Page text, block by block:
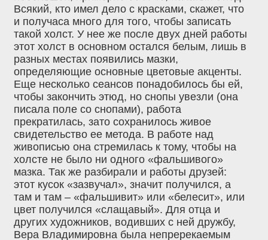
Всякий, кто имел дело с красками, скажет, что
и получаса много для того, чтобы записать
такой холст. У нее же после двух дней работы
этот холст в основном остался белым, лишь в
разных местах появились мазки,
определяющие основные цветовые акценты.
Еще несколько сеансов понадобилось бы ей,
чтобы закончить этюд, но снопы увезли (она
писала поле со снопами), работа
прекратилась, зато сохранилось живое
свидетельство ее метода. В работе над
живописью она стремилась к тому, чтобы на
холсте не было ни одного «фальшивого»
мазка. Так же разбирали и работы друзей:
этот кусок «зазвучал», значит получился, а
там и там – «фальшивит» или «белесит», или
цвет получился «слащавый». Для отца и
других художников, водивших с ней дружбу,
Вера Владимировна была непререкаемым